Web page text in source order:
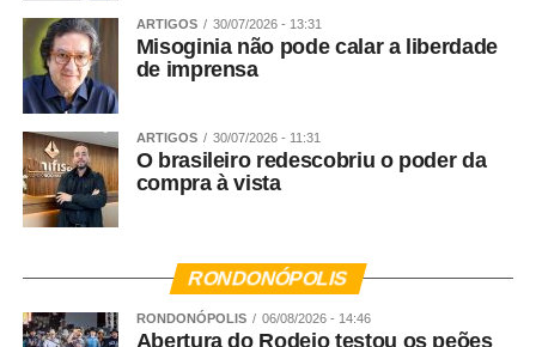
ARTIGOS 30/07/2026 - 13:31
Misoginia não pode calar a liberdade
de imprensa
ARTIGOS 30/07/2026 - 11:31
O brasileiro redescobriu o poder da
compra à vista
RONDONÓPOLIS
RONDONÓPOLIS 06/08/2026 - 14:46
Abertura do Rodeio testou os peões